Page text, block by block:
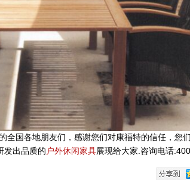
全国各地朋友们，感谢您们对康福特的信任，您
发出品质的 户外休闲家具展现给大家 咨询电话